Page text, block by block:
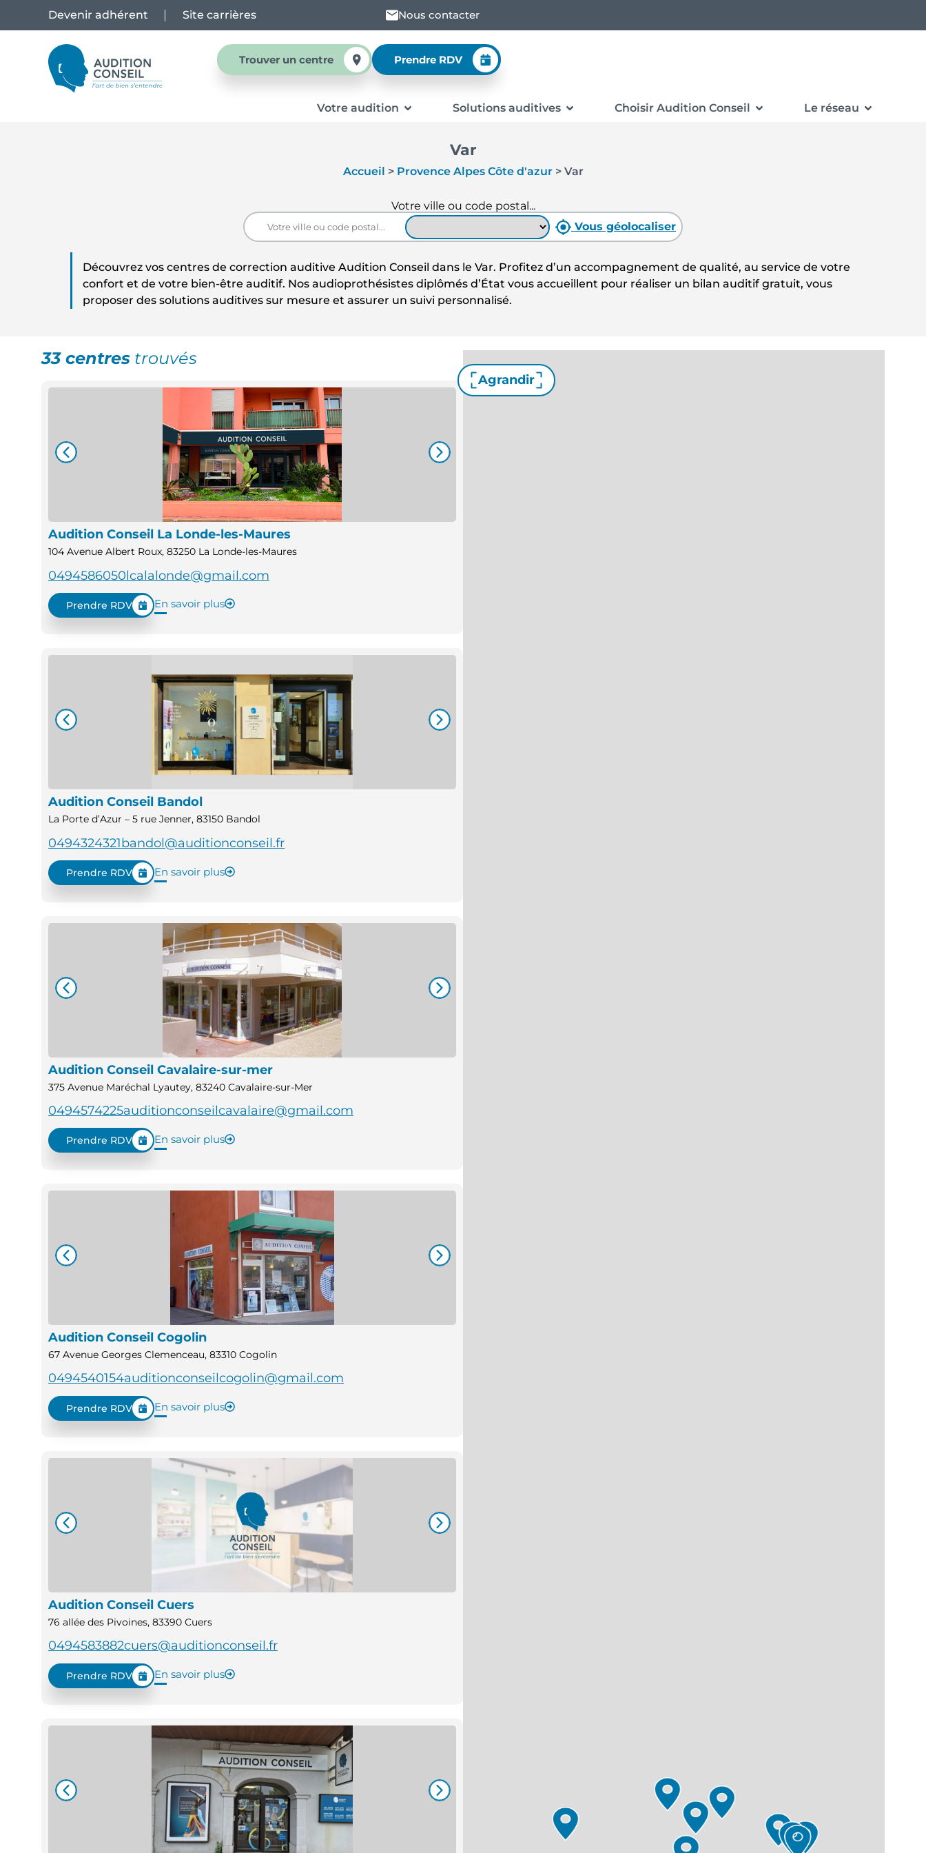
Devenir adhérent Site carrières Nous contacter
Trouver un centre Prendre RDV
Votre audition Solutions auditives Choisir Audition Conseil Le réseau
Var
Accueil > Provence Alpes Côte d'azur> Var
Votre ville ou code postal...
Vous géolocaliser
Découvrez vos centres de correction auditive Audition Conseil dans le Var. Profitez d’un accompagnement de qualité, au service de votre
confort et de votre bien-être auditif. Nos audioprothésistes diplômés d’État vous accueillent pour réaliser un bilan auditif gratuit, vous
proposer des solutions auditives sur mesure et assurer un suivi personnalisé.
Agrandir
33 centres trouvés
Audition Conseil La Londe-les-Maures
104 Avenue Albert Roux, 83250 La Londe-les-Maures
0494586050lcalalonde@gmail.com
Prendre RDV En savoir plus
Audition Conseil Bandol
La Porte d’Azur – 5 rue Jenner, 83150 Bandol
0494324321bandol@auditionconseil.fr
Prendre RDV En savoir plus
Audition Conseil Cavalaire-sur-mer
375 Avenue Maréchal Lyautey, 83240 Cavalaire-sur-Mer
0494574225auditionconseilcavalaire@gmail.com
Prendre RDV En savoir plus
Audition Conseil Cogolin
67 Avenue Georges Clemenceau, 83310 Cogolin
0494540154auditionconseilcogolin@gmail.com
Prendre RDV En savoir plus
Audition Conseil Cuers
76 allée des Pivoines, 83390 Cuers
0494583882cuers@auditionconseil.fr
Prendre RDV En savoir plus